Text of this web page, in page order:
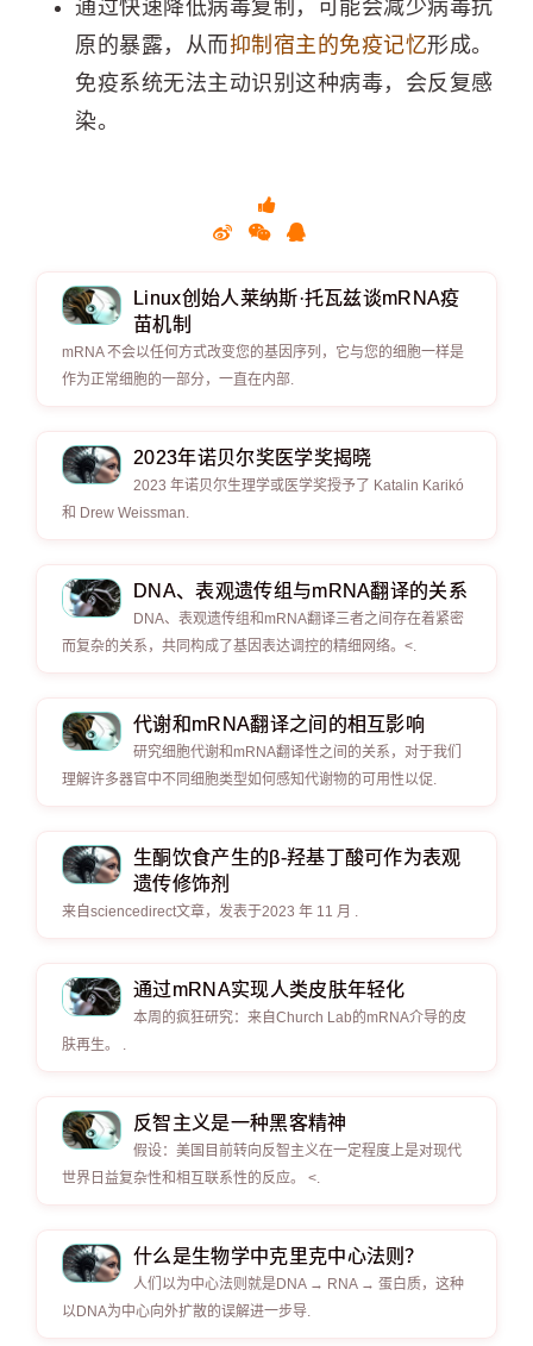
通过快速降低病毒复制，可能会减少病毒抗
原的暴露，从而抑制宿主的免疫记忆形成。
免疫系统无法主动识别这种病毒，会反复感
染。
Linux创始人莱纳斯·托瓦兹谈mRNA疫
苗机制
mRNA 不会以任何方式改变您的基因序列，它与您的细胞一样是
作为正常细胞的一部分，一直在内部.
2023年诺贝尔奖医学奖揭晓
2023 年诺贝尔生理学或医学奖授予了 Katalin Karikó
和 Drew Weissman.
DNA、表观遗传组与mRNA翻译的关系
DNA、表观遗传组和mRNA翻译三者之间存在着紧密
而复杂的关系，共同构成了基因表达调控的精细网络。<.
代谢和mRNA翻译之间的相互影响
研究细胞代谢和mRNA翻译性之间的关系，对于我们
理解许多器官中不同细胞类型如何感知代谢物的可用性以促.
生酮饮食产生的β-羟基丁酸可作为表观
遗传修饰剂
来自sciencedirect文章，发表于2023 年 11 月 .
通过mRNA实现人类皮肤年轻化
本周的疯狂研究：来自Church Lab的mRNA介导的皮
肤再生。 .
反智主义是一种黑客精神
假设：美国目前转向反智主义在一定程度上是对现代
世界日益复杂性和相互联系性的反应。 <.
什么是生物学中克里克中心法则？
人们以为中心法则就是DNA → RNA → 蛋白质，这种
以DNA为中心向外扩散的误解进一步导.